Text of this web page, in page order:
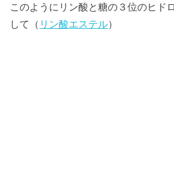
このようにリン酸と糖の３位のヒド
して（ リン酸エステル）